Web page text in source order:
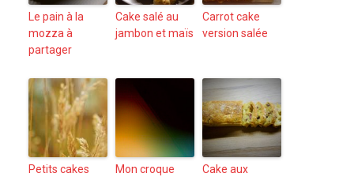
Le pain à la
mozza à
partager
Cake salé au
jambon et maïs
Carrot cake
version salée
Petits cakes
Mon croque
Cake aux